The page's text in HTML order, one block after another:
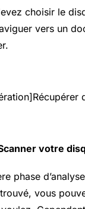
choisir le
vers un
votre
phase
trouvé, vous